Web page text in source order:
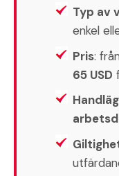
Typ av
enkel
Pris:
65 USD